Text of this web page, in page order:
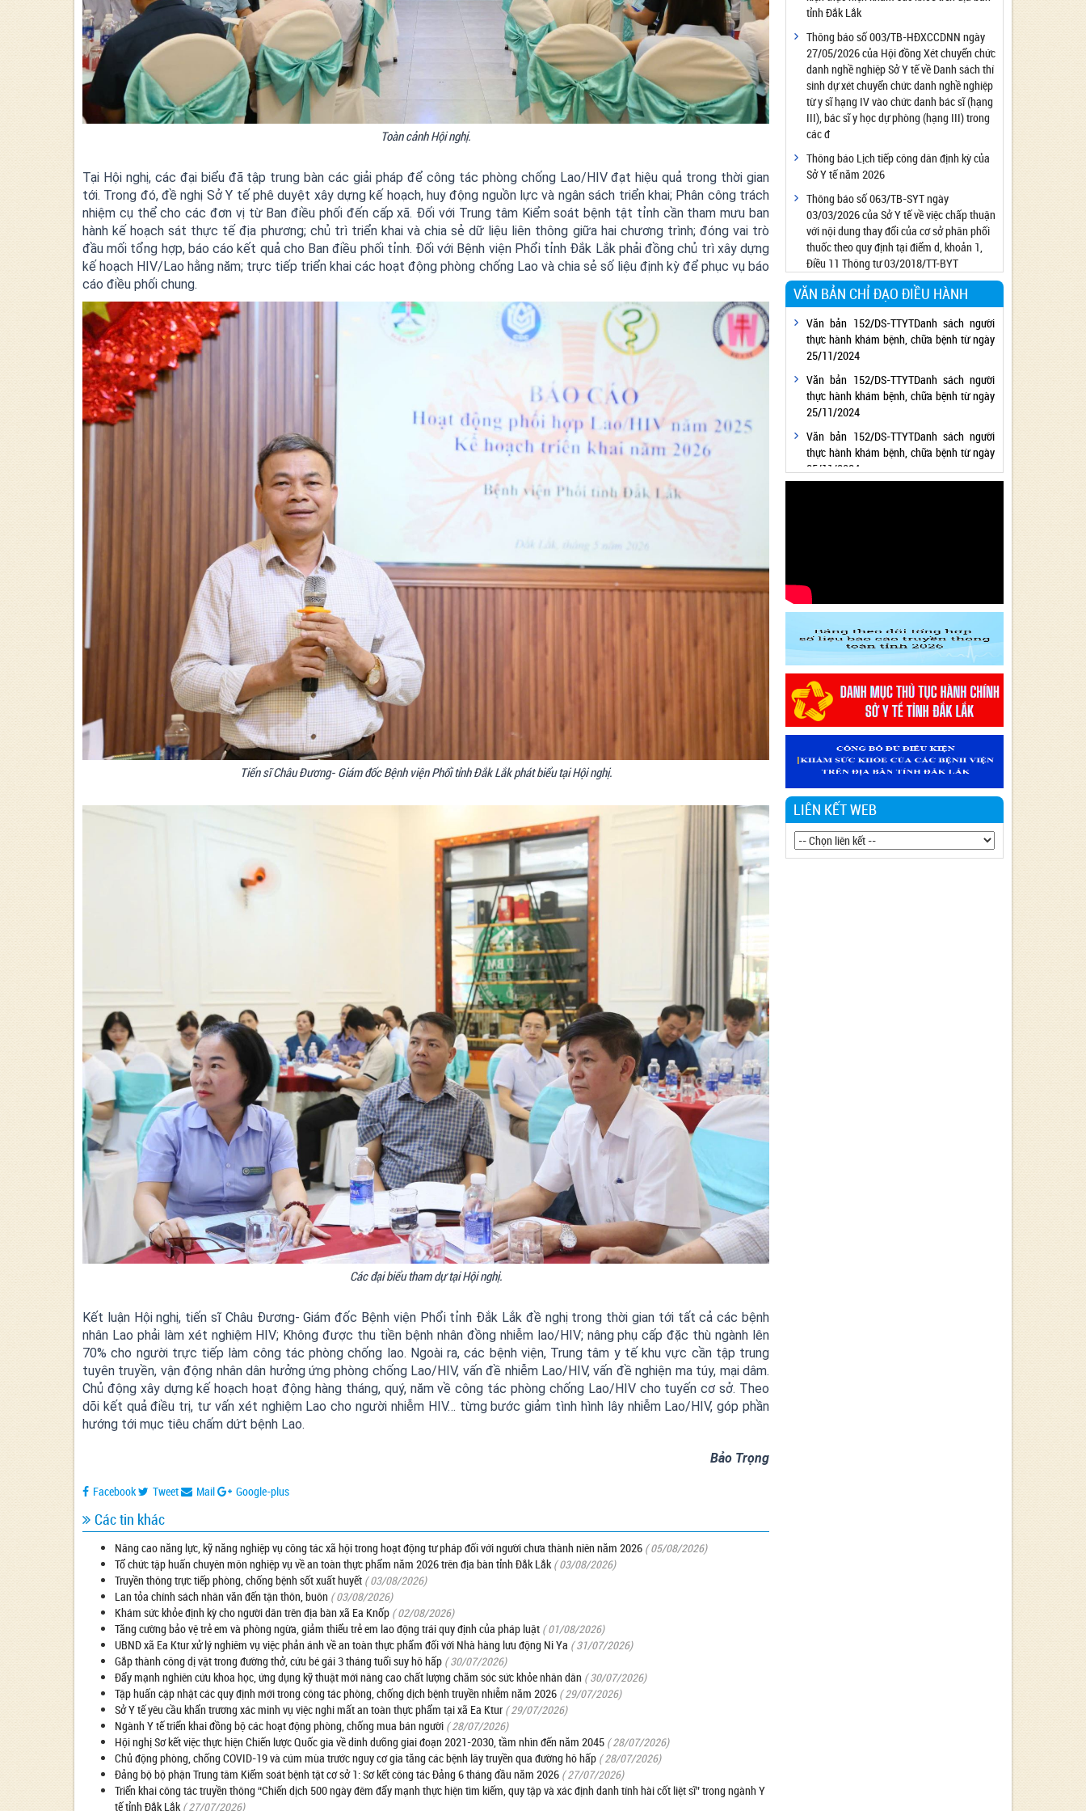
Toàn cảnh Hội nghị.
Tại Hội nghị, các đại biểu đã tập trung bàn các giải pháp để công tác phòng chống Lao/HIV đạt hiệu quả trong thời gian
tới. Trong đó, đề nghị Sở Y tế phê duyệt xây dựng kế hoạch, huy động nguồn lực và ngân sách triển khai; Phân công trách
nhiệm cụ thể cho các đơn vị từ Ban điều phối đến cấp xã. Đối với Trung tâm Kiểm soát bệnh tật tỉnh cần tham mưu ban
hành kế hoạch sát thực tế địa phương; chủ trì triển khai và chia sẻ dữ liệu liên thông giữa hai chương trình; đóng vai trò
đầu mối tổng hợp, báo cáo kết quả cho Ban điều phối tỉnh. Đối với Bệnh viện Phổi tỉnh Đắk Lắk phải đồng chủ trì xây dựng
kế hoạch HIV/Lao hằng năm; trực tiếp triển khai các hoạt động phòng chống Lao và chia sẻ số liệu định kỳ để phục vụ báo
cáo điều phối chung.
Tiến sĩ Châu Đương- Giám đốc Bệnh viện Phổi tỉnh Đắk Lắk phát biểu tại Hội nghị.
Các đại biểu tham dự tại Hội nghị.
Kết luận Hội nghị, tiến sĩ Châu Đương- Giám đốc Bệnh viện Phổi tỉnh Đắk Lắk đề nghị trong thời gian tới tất cả các bệnh
nhân Lao phải làm xét nghiệm HIV; Không được thu tiền bệnh nhân đồng nhiễm lao/HIV; nâng phụ cấp đặc thù ngành lên
70% cho người trực tiếp làm công tác phòng chống lao. Ngoài ra, các bệnh viện, Trung tâm y tế khu vực cần tập trung
tuyên truyền, vận động nhân dân hưởng ứng phòng chống Lao/HIV, vấn đề nhiễm Lao/HIV, vấn đề nghiện ma túy, mại dâm.
Chủ động xây dựng kế hoạch hoạt động hàng tháng, quý, năm về công tác phòng chống Lao/HIV cho tuyến cơ sở. Theo
dõi kết quả điều trị, tư vấn xét nghiệm Lao cho người nhiễm HIV… từng bước giảm tình hình lây nhiễm Lao/HIV, góp phần
hướng tới mục tiêu chấm dứt bệnh Lao.
Bảo Trọng
Facebook Tweet Mail Google-plus
Các tin khác
Nâng cao năng lực, kỹ năng nghiệp vụ công tác xã hội trong hoạt động tư pháp đối với người chưa thành niên năm 2026 ( 05/08/2026)
Tổ chức tập huấn chuyên môn nghiệp vụ về an toàn thực phẩm năm 2026 trên địa bàn tỉnh Đắk Lắk ( 03/08/2026)
Truyền thông trực tiếp phòng, chống bệnh sốt xuất huyết ( 03/08/2026)
Lan tỏa chính sách nhân văn đến tận thôn, buôn ( 03/08/2026)
Khám sức khỏe định kỳ cho người dân trên địa bàn xã Ea Knốp ( 02/08/2026)
Tăng cường bảo vệ trẻ em và phòng ngừa, giảm thiểu trẻ em lao động trái quy định của pháp luật ( 01/08/2026)
UBND xã Ea Ktur xử lý nghiêm vụ việc phản ánh về an toàn thực phẩm đối với Nhà hàng lưu động Ni Ya ( 31/07/2026)
Gắp thành công dị vật trong đường thở, cứu bé gái 3 tháng tuổi suy hô hấp ( 30/07/2026)
Đẩy mạnh nghiên cứu khoa học, ứng dụng kỹ thuật mới nâng cao chất lượng chăm sóc sức khỏe nhân dân ( 30/07/2026)
Tập huấn cập nhật các quy định mới trong công tác phòng, chống dịch bệnh truyền nhiễm năm 2026 ( 29/07/2026)
Sở Y tế yêu cầu khẩn trương xác minh vụ việc nghi mất an toàn thực phẩm tại xã Ea Ktur ( 29/07/2026)
Ngành Y tế triển khai đồng bộ các hoạt động phòng, chống mua bán người ( 28/07/2026)
Hội nghị Sơ kết việc thực hiện Chiến lược Quốc gia về dinh dưỡng giai đoạn 2021-2030, tầm nhìn đến năm 2045 ( 28/07/2026)
Chủ động phòng, chống COVID-19 và cúm mùa trước nguy cơ gia tăng các bệnh lây truyền qua đường hô hấp ( 28/07/2026)
Đảng bộ bộ phận Trung tâm Kiểm soát bệnh tật cơ sở 1: Sơ kết công tác Đảng 6 tháng đầu năm 2026 ( 27/07/2026)
Triển khai công tác truyền thông “Chiến dịch 500 ngày đêm đẩy mạnh thực hiện tìm kiếm, quy tập và xác định danh tính hài cốt liệt sĩ” trong ngành Y
tế tỉnh Đắk Lắk ( 27/07/2026)
Công bố đủ điều kiện cung cấp dịch vụ diệt
côn trùng, diệt khuẩn bằng chế phẩm
Công bố cơ sở đủ điều kiện quan trắc môi
trường lao động
Công bố hồ sơ về trang thiết bị y tế
Công bố cơ sở đủ điều kiện tiêm chủng
Cơ sở Massage đủ điều kiện hoạt động
Cơ sở thẩm mỹ đủ điều kiện hoạt động
tỉnh Đắk Lắk
Thông báo số 003/TB-HĐXCCDNN ngày
27/05/2026 của Hội đồng Xét chuyển chức
danh nghề nghiệp Sở Y tế về Danh sách thí
sinh dự xét chuyển chức danh nghề nghiệp
từ y sĩ hạng IV vào chức danh bác sĩ (hạng
III), bác sĩ y học dự phòng (hạng III) trong
các đ
Thông báo Lịch tiếp công dân định kỳ của
Sở Y tế năm 2026
Thông báo số 063/TB-SYT ngày
03/03/2026 của Sở Y tế về việc chấp thuận
với nội dung thay đổi của cơ sở phân phối
thuốc theo quy định tại điểm d, khoản 1,
Điều 11 Thông tư 03/2018/TT-BYT
VĂN BẢN CHỈ ĐẠO ĐIỀU HÀNH
Văn bản 152/DS-TTYTDanh sách người
thực hành khám bệnh, chữa bệnh từ ngày
25/11/2024
Văn bản 152/DS-TTYTDanh sách người
thực hành khám bệnh, chữa bệnh từ ngày
25/11/2024
Văn bản 152/DS-TTYTDanh sách người
thực hành khám bệnh, chữa bệnh từ ngày
25/11/2024
2024 - Lĩnh vực Y tế
Văn bản 24/KH-SYT về việc thực hiện
Chương trình hành động thực hiện Nghị
quyết số 01/NQ-CP ngày 05/01/2024 của
Chính phủ về nhiệm vụ, giải pháp chủ yếu
thực hiện Kế hoạch phát triển kinh tế - xã
hội và Dự toán ngân sách nhà nước năm
2024 - Lĩnh vực Y tế
Văn bản 24/KH-SYT về việc thực hiện
Chương trình hành động thực hiện Nghị
quyết số 01/NQ-CP ngày 05/01/2024 của
thực hiện Kế hoạch phát triển kinh tế - xã
hội và Dự toán ngân sách nhà nước năm
2024 - Lĩnh vực Y tế
Văn bản 90/KH-BCĐ-PH06 thực hiện
LIÊN KẾT WEB